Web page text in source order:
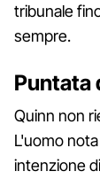
tribunale
sempre.
Puntata
Quinn non
L'uomo
intenzione